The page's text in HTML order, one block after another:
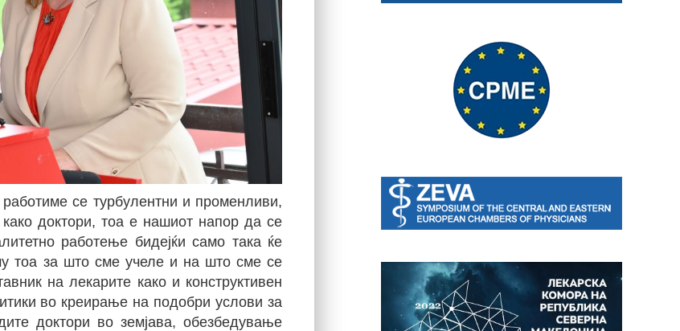
се турбулентни и променливи,
доктори, тоа е нашиот напор да се
работење бидејќи само така ќе
тоа за што сме учеле и на што сме се
на лекарите како и конструктивен
во креирање на подобри услови за
доктори во земјава, обезбедување